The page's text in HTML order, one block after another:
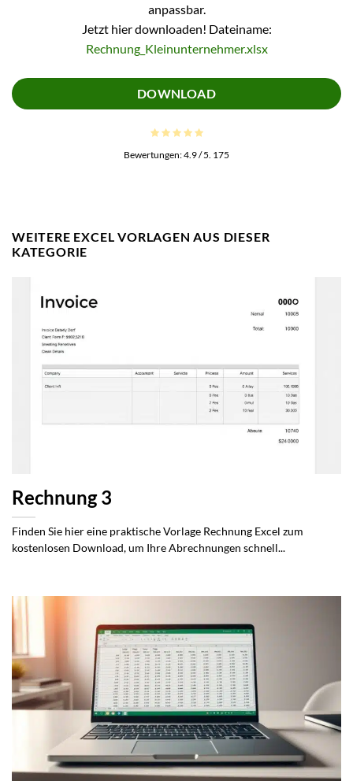
anpassbar.
Jetzt hier downloaden! Dateiname:
Rechnung_Kleinunternehmer.xlsx
DOWNLOAD
Bewertungen:4.9/ 5. 175
WEITERE EXCEL VORLAGEN AUS DIESER
KATEGORIE
Rechnung 3
Finden Sie hier eine praktische Vorlage Rechnung Excel zum
kostenlosen Download, um Ihre Abrechnungen schnell...